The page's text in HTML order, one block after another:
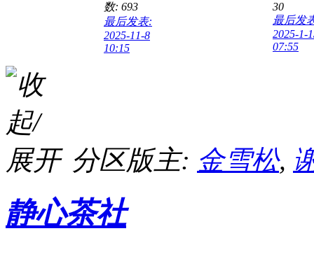
数: 693
最后发表:
2025-11-8
10:15
30
最后发
2025-1-
07:55
分区版主: 金雪松,
静心茶社